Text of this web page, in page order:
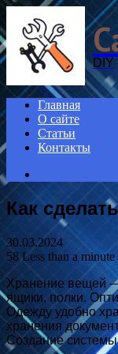
DIY
Главная
О сайте
Статьи
Контакты
for
Как
30.03.2024
58Less than a minute
Хранение вещей —
ящики, полки.
Одежду удобно
хранения
Создание